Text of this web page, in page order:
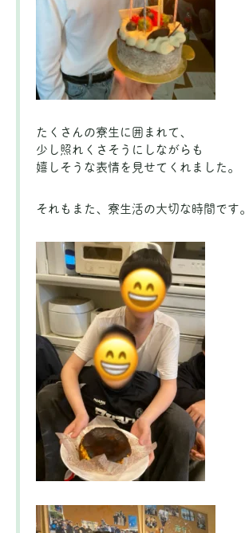
たくさんの寮生に囲まれて、
少し照れくさそうにしながらも
嬉しそうな表情を見せてくれました。
それもまた、寮生活の大切な時間です。